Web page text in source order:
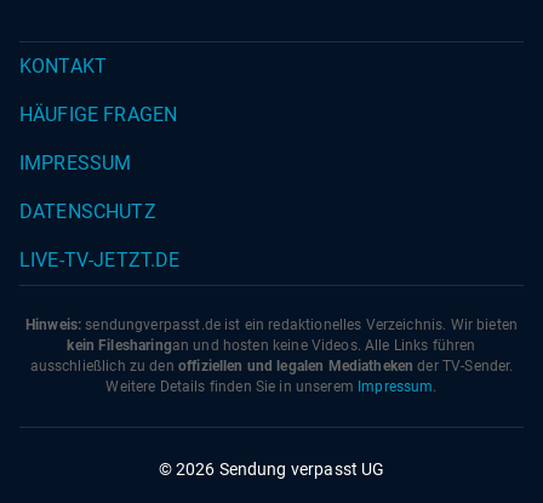
KONTAKT
HÄUFIGE FRAGEN
IMPRESSUM
DATENSCHUTZ
LIVE-TV-JETZT.DE
Hinweis: sendungverpasst.de ist ein redaktionelles Verzeichnis. Wir bieten
kein Filesharingan und hosten keine Videos. Alle Links führen
ausschließlich zu den offiziellen und legalen Mediatheken der TV-Sender.
Weitere Details finden Sie in unserem Impressum.
© 2026 Sendung verpasst UG